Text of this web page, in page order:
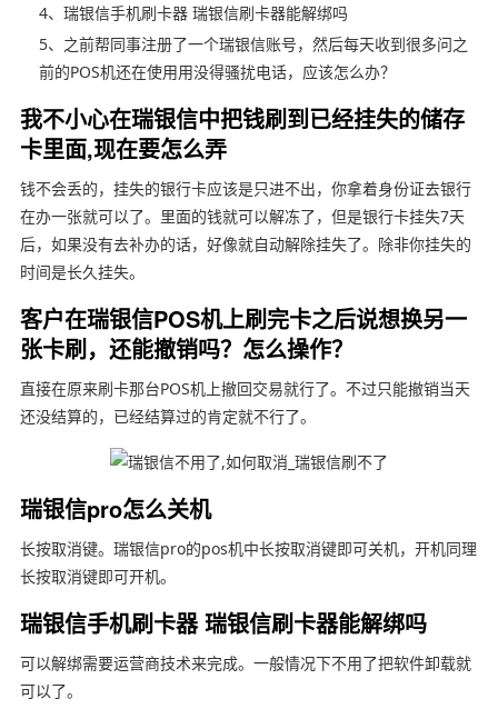
4、瑞银信手机刷卡器 瑞银信刷卡器能解绑吗
5、之前帮同事注册了一个瑞银信账号，然后每天收到很多问之
前的POS机还在使用用没得骚扰电话，应该怎么办？
我不小心在瑞银信中把钱刷到已经挂失的储存
卡里面,现在要怎么弄
钱不会丢的，挂失的银行卡应该是只进不出，你拿着身份证去银行
在办一张就可以了。里面的钱就可以解冻了，但是银行卡挂失7天
后，如果没有去补办的话，好像就自动解除挂失了。除非你挂失的
时间是长久挂失。
客户在瑞银信POS机上刷完卡之后说想换另一
张卡刷，还能撤销吗？怎么操作？
直接在原来刷卡那台POS机上撤回交易就行了。不过只能撤销当天
还没结算的，已经结算过的肯定就不行了。
瑞银信pro怎么关机
长按取消键。瑞银信pro的pos机中长按取消键即可关机，开机同理
长按取消键即可开机。
瑞银信手机刷卡器 瑞银信刷卡器能解绑吗
可以解绑需要运营商技术来完成。一般情况下不用了把软件卸载就
可以了。